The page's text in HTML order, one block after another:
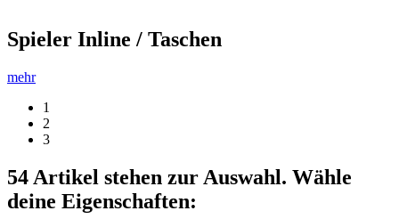
Spieler Inline / Taschen
mehr
1
2
3
54 Artikel stehen zur Auswahl. Wähle
deine Eigenschaften: